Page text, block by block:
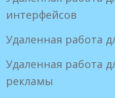
интерфейсов
Удаленная работа
Удаленная работа
рекламы